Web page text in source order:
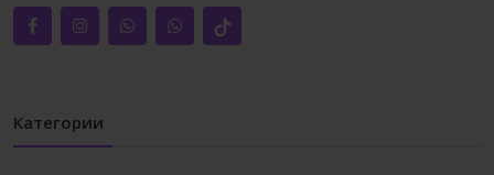
Категории